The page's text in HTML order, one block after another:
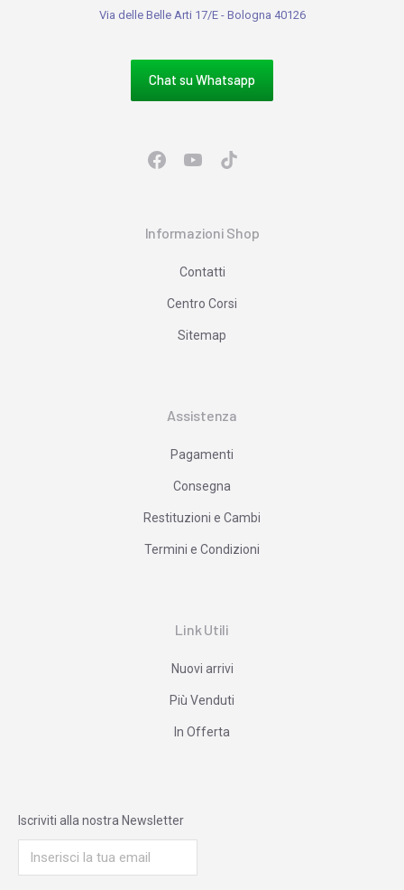
Via delle Belle Arti 17/E - Bologna 40126
Chat su Whatsapp
Informazioni Shop
Contatti
Centro Corsi
Sitemap
Assistenza
Pagamenti
Consegna
Restituzioni e Cambi
Termini e Condizioni
Link Utili
Nuovi arrivi
Più Venduti
In Offerta
Iscriviti alla nostra Newsletter